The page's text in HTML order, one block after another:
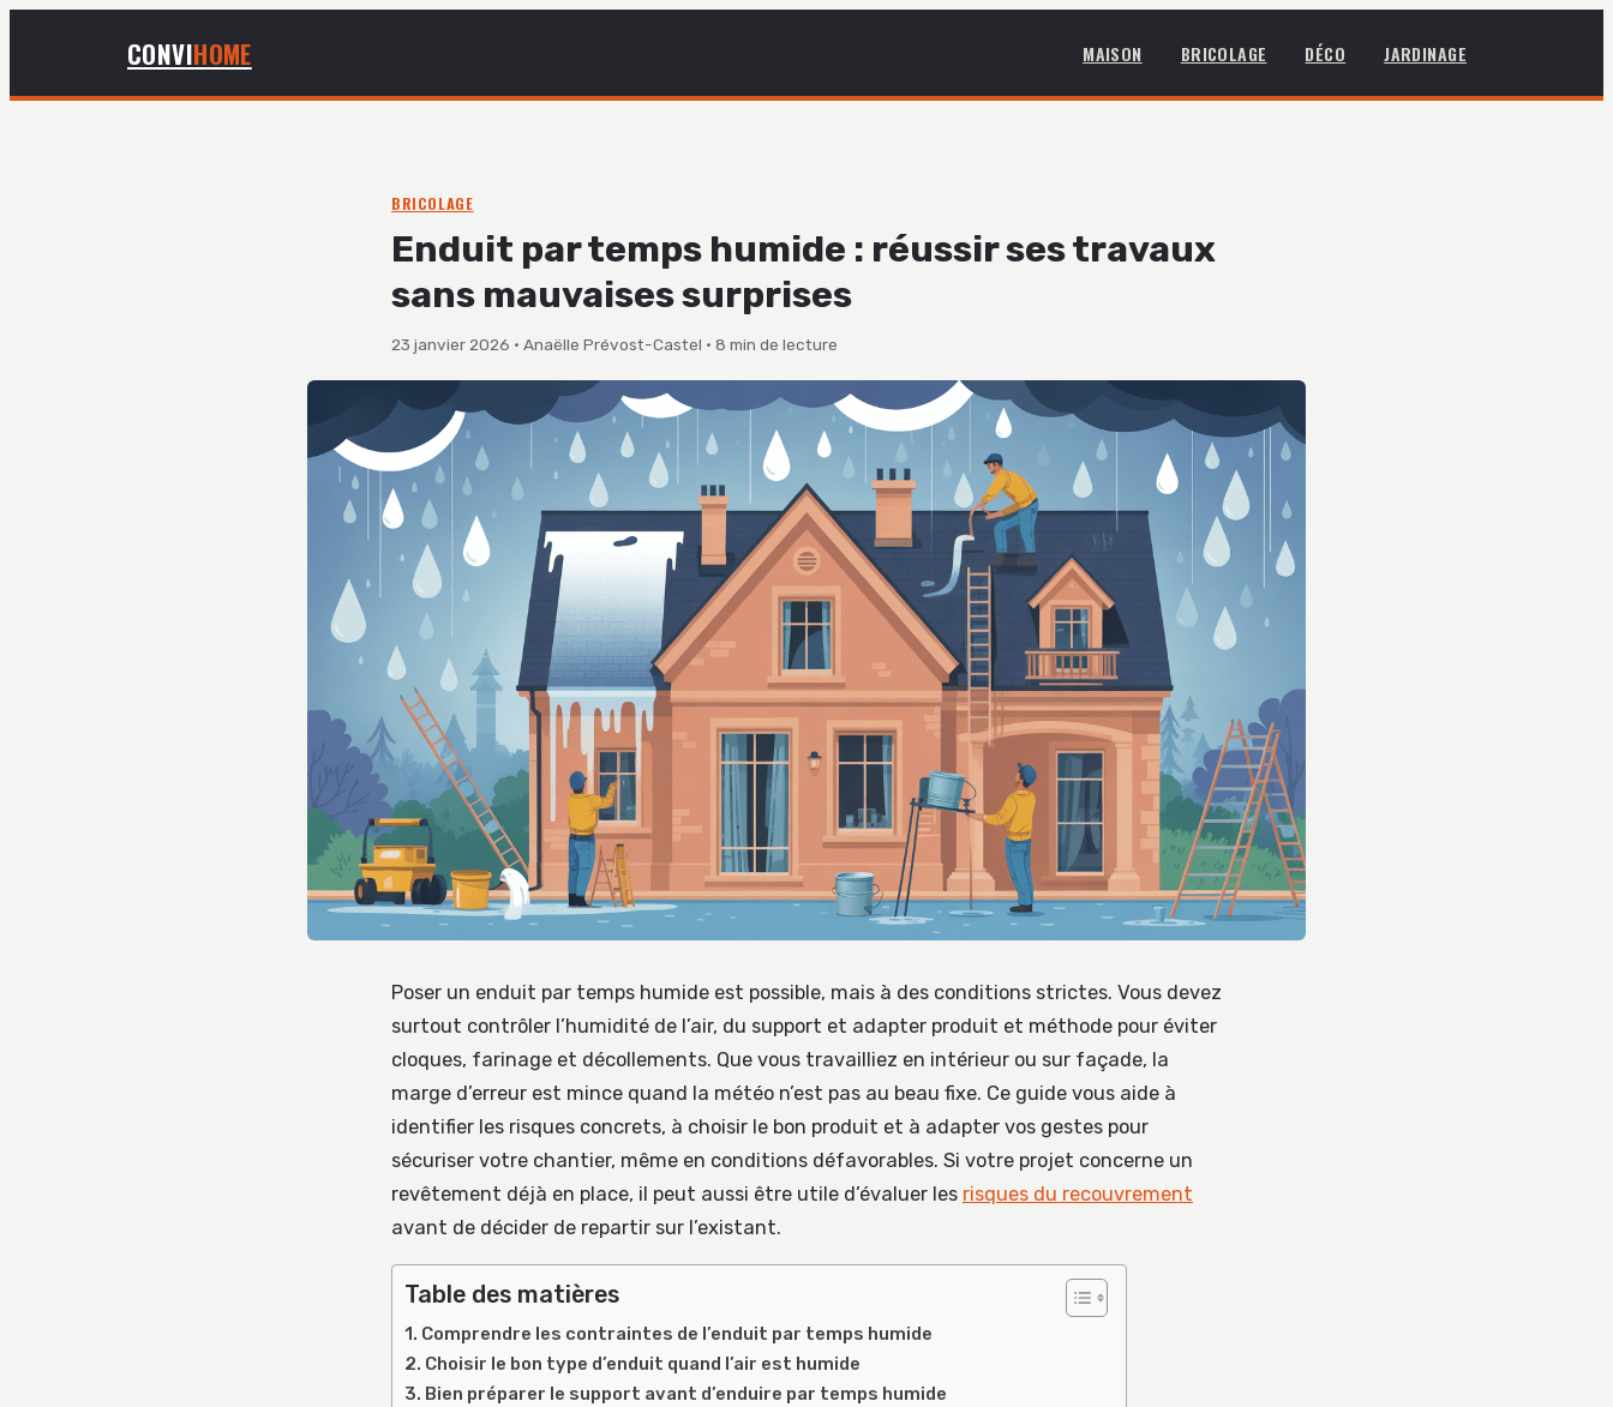
CONVIHOME MAISON BRICOLAGE DÉCO JARDINAGE
BRICOLAGE
Enduit par temps humide : réussir ses travaux
sans mauvaises surprises
23 janvier 2026 · Anaëlle Prévost-Castel · 8 min de lecture
Poser un enduit par temps humide est possible, mais à des conditions strictes. Vous devez
surtout contrôler l’humidité de l’air, du support et adapter produit et méthode pour éviter
cloques, farinage et décollements. Que vous travailliez en intérieur ou sur façade, la
marge d’erreur est mince quand la météo n’est pas au beau fixe. Ce guide vous aide à
identifier les risques concrets, à choisir le bon produit et à adapter vos gestes pour
sécuriser votre chantier, même en conditions défavorables. Si votre projet concerne un
revêtement déjà en place, il peut aussi être utile d’évaluer les risques du recouvrement
avant de décider de repartir sur l’existant.
Table des matières
Comprendre les contraintes de l’enduit par temps humide
Choisir le bon type d’enduit quand l’air est humide
Bien préparer le support avant d’enduire par temps humide